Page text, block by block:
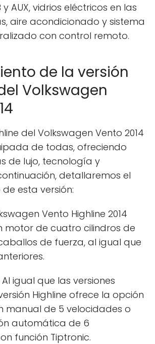
y AUX, vidrios eléctricos en las
aire acondicionado y sistema
con control remoto.
de la versión
Volkswagen
del Volkswagen Vento 2014
de todas, ofreciendo
de lujo, tecnología y
detallaremos el
esta versión:
Vento Highline 2014
motor de cuatro cilindros de
caballos de fuerza, al igual que
igual que las versiones
Highline ofrece la opción
manual de 5 velocidades o
automática de 6
función Tiptronic.